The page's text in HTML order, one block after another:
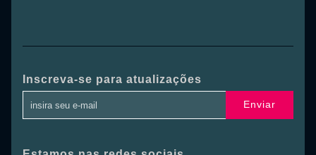
Inscreva-se para atualizações
Enviar